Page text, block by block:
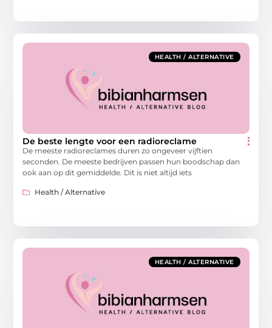
HEALTH / ALTERNATIVE
De beste lengte voor een radioreclame
De meeste radioreclames duren zo ongeveer vijftien
seconden. De meeste bedrijven passen hun boodschap dan
ook aan op dit gemiddelde. Dit is niet altijd iets
Health / Alternative
HEALTH / ALTERNATIVE